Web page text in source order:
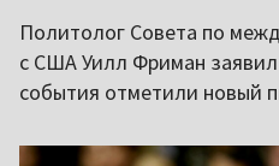
Политолог Совета по
с США Уилл Фриман заявил
события отметили новый